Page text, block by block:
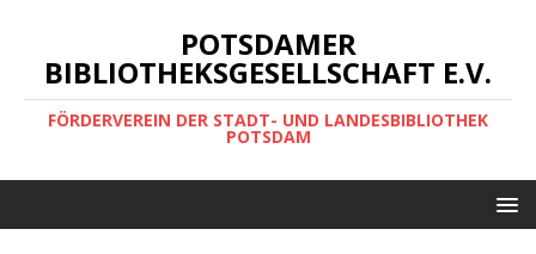
POTSDAMER
BIBLIOTHEKSGESELLSCHAFT E.V.
FÖRDERVEREIN DER STADT- UND LANDESBIBLIOTHEK
POTSDAM